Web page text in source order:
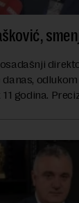
godina.